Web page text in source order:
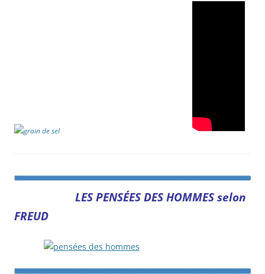
LES PENSÉES DES HOMMES selon
FREUD